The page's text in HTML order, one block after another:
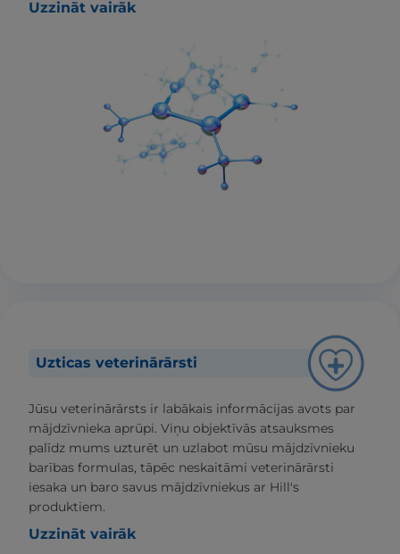
Uzzināt vairāk
Uzticas veterinārārsti
Jūsu veterinārārsts ir labākais informācijas avots par
mājdzīvnieka aprūpi. Viņu objektīvās atsauksmes
palīdz mums uzturēt un uzlabot mūsu mājdzīvnieku
barības formulas, tāpēc neskaitāmi veterinārārsti
iesaka un baro savus mājdzīvniekus ar Hill's
produktiem.
Uzzināt vairāk